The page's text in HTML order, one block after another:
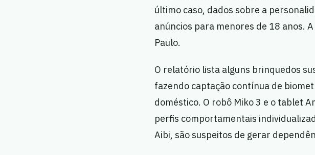
último caso, dados sobre a
anúncios para menores de 18 anos.
Paulo.
O relatório lista alguns brinquedos
fazendo captação contínua de
doméstico. O robô Miko 3 e o tablet
perfis comportamentais
Aibi, são suspeitos de gerar